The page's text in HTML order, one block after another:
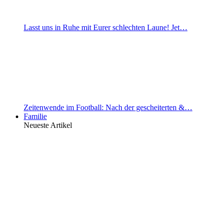
Lasst uns in Ruhe mit Eurer schlechten Laune! Jet…
Zeitenwende im Football: Nach der gescheiterten &…
Familie
Neueste Artikel